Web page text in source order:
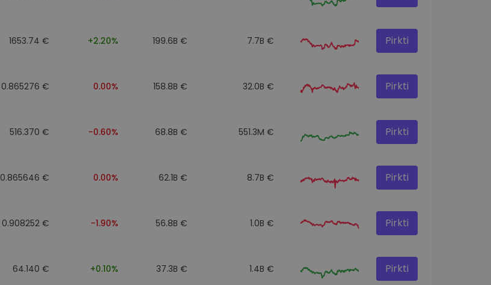
1653.74 € +2.20% 199.6B € 7.7B € Pirkti
0.865276 € 0.00% 158.8B € 32.0B € Pirkti
516.370 € -0.60% 68.8B € 551.3M € Pirkti
0.865646 € 0.00% 62.1B € 8.7B € Pirkti
0.908252 € -1.90% 56.8B € 1.0B € Pirkti
64.140 € +0.10% 37.3B € 1.4B € Pirkti